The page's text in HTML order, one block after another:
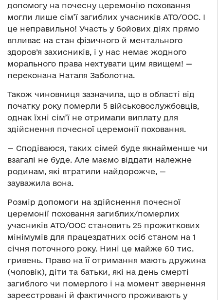
допомогу на почесну церемонію поховання
могли лише сім’ї загиблих учасників АТО/ООС. І
це неправильно! Участь у бойових діях прямо
впливає на стан фізичного й ментального
здоров’я захисників, і у нас немає жодного
морального права нехтувати цим явищем! —
переконана Наталя Заболотна.
Також чиновниця зазначила, що в області від
початку року померли 5 військовослужбовців,
однак їхні сім’ї не отримали виплату для
здійснення почесної церемонії поховання.
— Сподіваюся, таких сімей буде якнайменше чи
взагалі не буде. Але маємо віддати належне
родинам, які втратили найдорожче, —
зауважила вона.
Розмір допомоги на здійснення почесної
церемонії поховання загиблих/померлих
учасників АТО/ООС становить 25 прожиткових
мінімумів для працездатних осіб станом на 1
січня поточного року. Нині це майже 60 тис.
гривень. Право на її отримання мають дружина
(чоловік), діти та батьки, які на день смерті
загиблого чи померлого і на момент звернення
зареєстровані й фактичного проживають у